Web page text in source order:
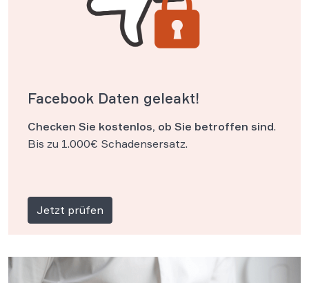
Facebook Daten geleakt!
Checken Sie kostenlos, ob Sie betroffen sind.
Bis zu 1.000€ Schadensersatz.
Jetzt prüfen